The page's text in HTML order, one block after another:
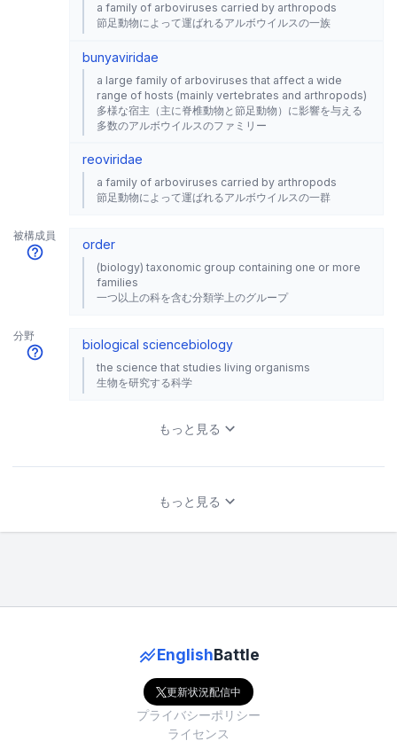
a family of arboviruses carried by arthropods
節足動物によって運ばれるアルボウイルスの一族
bunyaviridae
a large family of arboviruses that affect a wide
range of hosts (mainly vertebrates and arthropods)
多様な宿主（主に脊椎動物と節足動物）に影響を与える
多数のアルボウイルスのファミリー
reoviridae
a family of arboviruses carried by arthropods
節足動物によって運ばれるアルボウイルスの一群
被構成員
order
(biology) taxonomic group containing one or more
families
一つ以上の科を含む分類学上のグループ
分野
biological sciencebiology
the science that studies living organisms
生物を研究する科学
もっと見る
もっと見る
EnglishBattle
更新状況配信中
プライバシーポリシー
ライセンス